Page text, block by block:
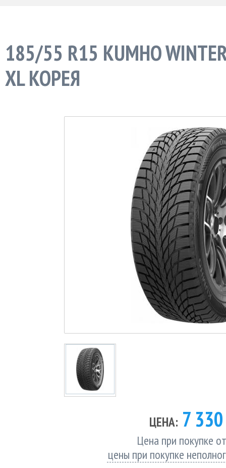
185/55 R15 KUMHO
XL КОРЕЯ
ЦЕНА: 7
Цена при покупке
цены при покупке